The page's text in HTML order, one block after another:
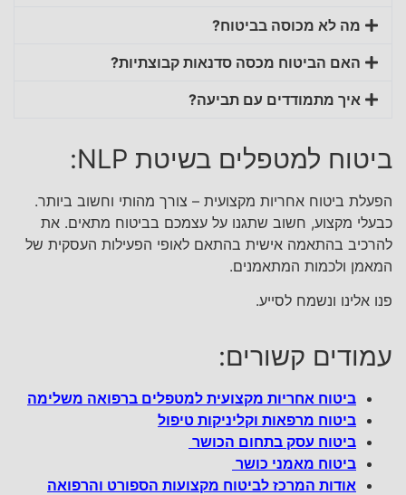
מה לא מכוסה בביטוח?
האם הביטוח מכסה סדנאות קבוצתיות?
איך מתמודדים עם תביעה?
ביטוח למטפלים בשיטת NLP:
הפעלת ביטוח אחריות מקצועית – צורך מהותי וחשוב ביותר.
כבעלי מקצוע, חשוב שתגנו על עצמכם בביטוח מתאים. את
להרכיב בהתאמה אישית בהתאם לאופי הפעילות העסקית של
המאמן ולכמות המתאמנים.
פנו אלינו ונשמח לסייע.
עמודים קשורים:
ביטוח אחריות מקצועית למטפלים ברפואה משלימה
ביטוח מרפאות וקליניקות טיפול
ביטוח עסק בתחום הכושר
ביטוח מאמני כושר
אודות המרכז לביטוח מקצועות הספורט והרפואה